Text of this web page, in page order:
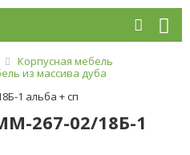
Корпусная мебель
из массива дуба
1 альба + сп
267-02/18Б-1